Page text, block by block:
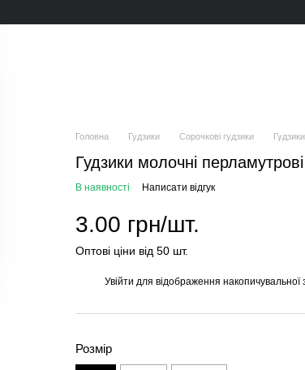
Головна Гудзики Сорочкові гудзики
Гудзики молочні
В наявності Написати відгук
3.00 грн/шт.
Оптові ціни від 50 шт.
Увійти для відображення накопичувальної
Розмір